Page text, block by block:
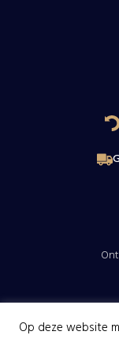
Op deze website